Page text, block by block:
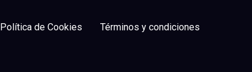
Política de Cookies Términos y condiciones